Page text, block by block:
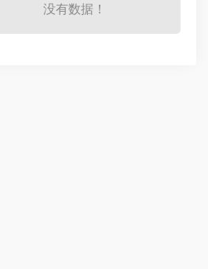
没有数据！